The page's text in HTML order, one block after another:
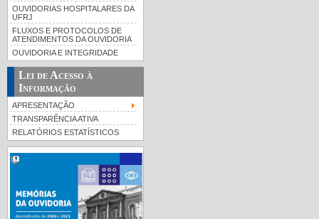
OUVIDORIAS HOSPITALARES DA
UFRJ
FLUXOS E PROTOCOLOS DE
ATENDIMENTOS DA OUVIDORIA
OUVIDORIA E INTEGRIDADE
Lei de Acesso à
Informação
APRESENTAÇÃO
TRANSPARÊNCIA ATIVA
RELATÓRIOS ESTATÍSTICOS